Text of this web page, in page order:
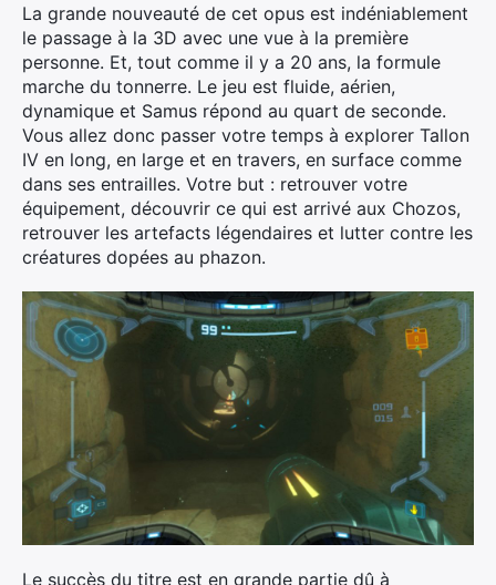
La grande nouveauté de cet opus est indéniablement
le passage à la 3D avec une vue à la première
personne. Et, tout comme il y a 20 ans, la formule
marche du tonnerre. Le jeu est fluide, aérien,
dynamique et Samus répond au quart de seconde.
Vous allez donc passer votre temps à explorer Tallon
IV en long, en large et en travers, en surface comme
dans ses entrailles. Votre but : retrouver votre
équipement, découvrir ce qui est arrivé aux Chozos,
retrouver les artefacts légendaires et lutter contre les
créatures dopées au phazon.
Le succès du titre est en grande partie dû à